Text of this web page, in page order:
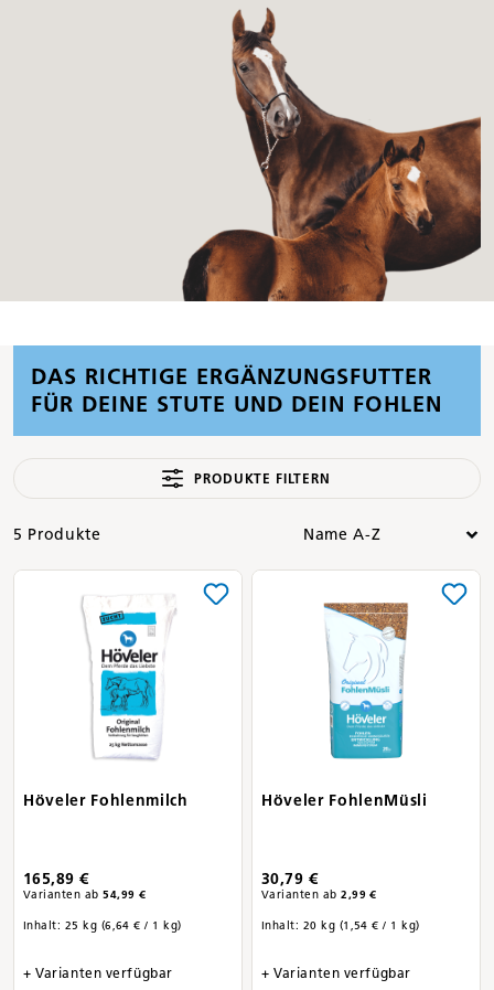
DAS RICHTIGE ERGÄNZUNGSFUTTER
FÜR DEINE STUTE UND DEIN FOHLEN
PRODUKTE FILTERN
5 Produkte
Höveler Fohlenmilch
165,89 €
Varianten ab 54,99 €
Inhalt: 25 kg (6,64 € / 1 kg)
+ Varianten verfügbar
Höveler FohlenMüsli
30,79 €
Varianten ab 2,99 €
Inhalt: 20 kg (1,54 € / 1 kg)
+ Varianten verfügbar